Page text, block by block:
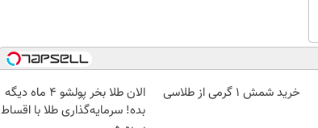
خرید شمش 1 گرمی از طلاسی
الان طلا بخر پولشو 4 ماه دیگه
بده! سرمایه‌گذاری طلا با اقساط